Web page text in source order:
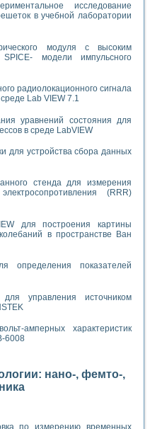
исследование
в учебной лаборатории
модуля с высоким
модели импульсного
радиолокационного сигнала
Lab VIEW 7.1
уравнений состояния для
в среде LabVIEW
для устройства сбора данных
стенда для измерения
(RRR)
для построения картины
в пространстве Ван
определения показателей
для управления источником
амперных характеристик
6008
нано-, фемто-,
по измерению временных